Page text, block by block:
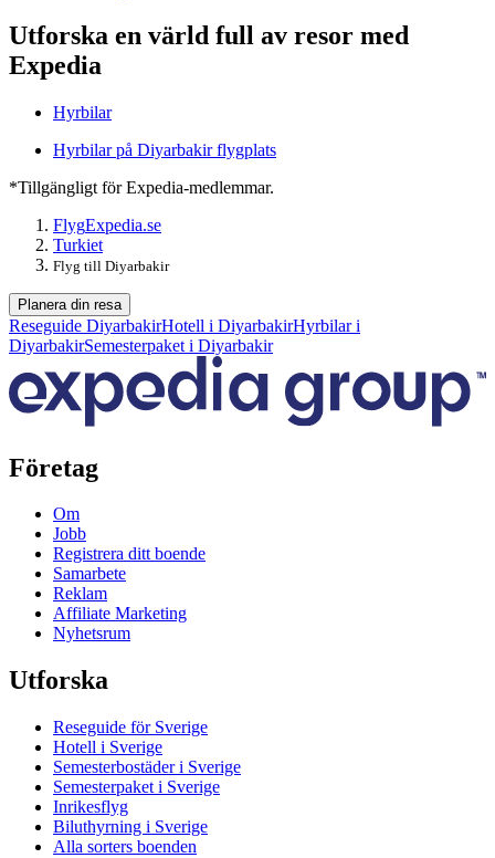
Utforska en värld full av resor med
Expedia
Hyrbilar
Hyrbilar på Diyarbakir flygplats
*Tillgängligt för Expedia-medlemmar.
FlygExpedia.se
Turkiet
Flyg till Diyarbakir
Planera din resa
Reseguide DiyarbakirHotell i DiyarbakirHyrbilar i
DiyarbakirSemesterpaket i Diyarbakir
Företag
Om
Jobb
Registrera ditt boende
Samarbete
Reklam
Affiliate Marketing
Nyhetsrum
Utforska
Reseguide för Sverige
Hotell i Sverige
Semesterbostäder i Sverige
Semesterpaket i Sverige
Inrikesflyg
Biluthyrning i Sverige
Alla sorters boenden